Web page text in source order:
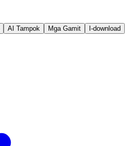
AI Tampok Mga Gamit I-download